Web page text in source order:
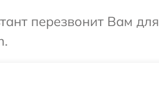
перезвонит Вам для